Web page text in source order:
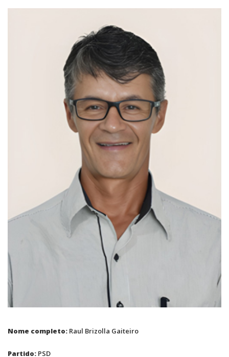
Nome completo: Raul Brizolla Gaiteiro
Partido: PSD